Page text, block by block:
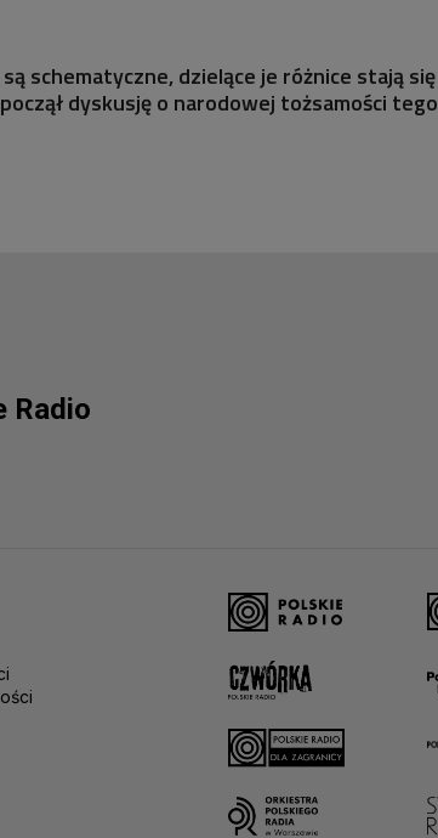
schematyczne, dzielące je różnice stają się
dyskusję o narodowej tożsamości tego
Radio